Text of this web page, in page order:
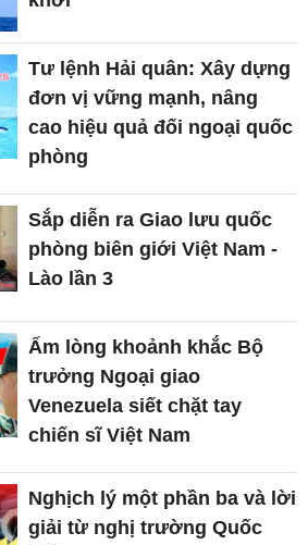
Tư lệnh Hải quân: Xây dựng
đơn vị vững mạnh, nâng
cao hiệu quả đối ngoại quốc
phòng
Sắp diễn ra Giao lưu quốc
phòng biên giới Việt Nam -
Lào lần 3
Ấm lòng khoảnh khắc Bộ
trưởng Ngoại giao
Venezuela siết chặt tay
chiến sĩ Việt Nam
Nghịch lý một phần ba và lời
giải từ nghị trường Quốc